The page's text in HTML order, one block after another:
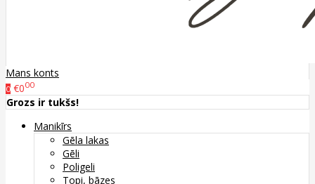
Mans konts
0 €000
Grozs ir tukšs!
Manikīrs
Gēla lakas
Gēli
Poligeli
Topi, bāzes